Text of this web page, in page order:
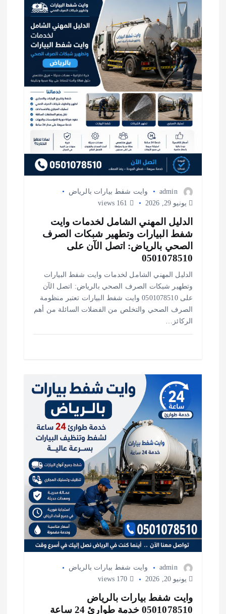
ق
ت
admin
وايت شفط بيارات بالرياض
يونيو 29, 2026
الدليل المهني الشامل لخدمات وايت
شفط البيارات وتطهير شبكات الصرف
الصحي بالرياض: اتصل الآن على
0501078510
الدليل المهني الشامل لخدمات وايت شفط البيارات
وتطهير شبكات الصرف الصحي بالرياض: اتصل الآن
على 0501078510 وايت شفط البيارات تعتبر منظومة
الصرف الصحي والتخلص من الفضلات السائلة من أهم
الركائز…
admin
وايت شفط بيارات بالرياض
يونيو 20, 2026
وايت شفط بيارات بالرياض
0501078510 خدمة طوارئ 24 ساعة